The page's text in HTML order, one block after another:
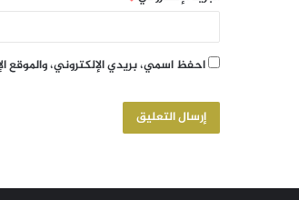
احفظ اسمي، بريدي الإلكتروني،